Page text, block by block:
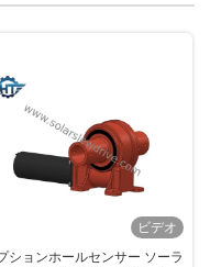
ビデオ
ションホールセンサー ソーラ